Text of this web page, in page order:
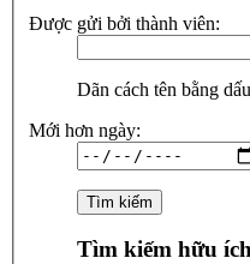
Được gửi bởi thành viên:
Dãn cách tên bằng
Mới hơn ngày:
Tìm kiếm hữu